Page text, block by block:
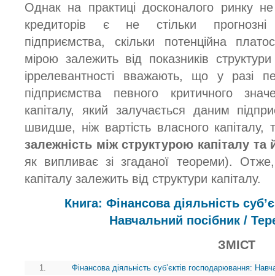
Однак на практиці досконалого ринку
кредиторів є не стільки прогнозні
підприємства, скільки потенційна
мірою залежить від показників
іррелевантності вважають, що у разі
підприємства певного критичного
капіталу, який залучається даним
швидше, ніж вартість власного капіталу,
залежність між структурою капіталу та
як випливає зі згаданої теореми).
капіталу залежить від структури капіталу.
Книга: Фінансова діяльність
Навчальний посібник /
ЗМІСТ
1.
Фінансова діяльність суб’єктів господарювання: